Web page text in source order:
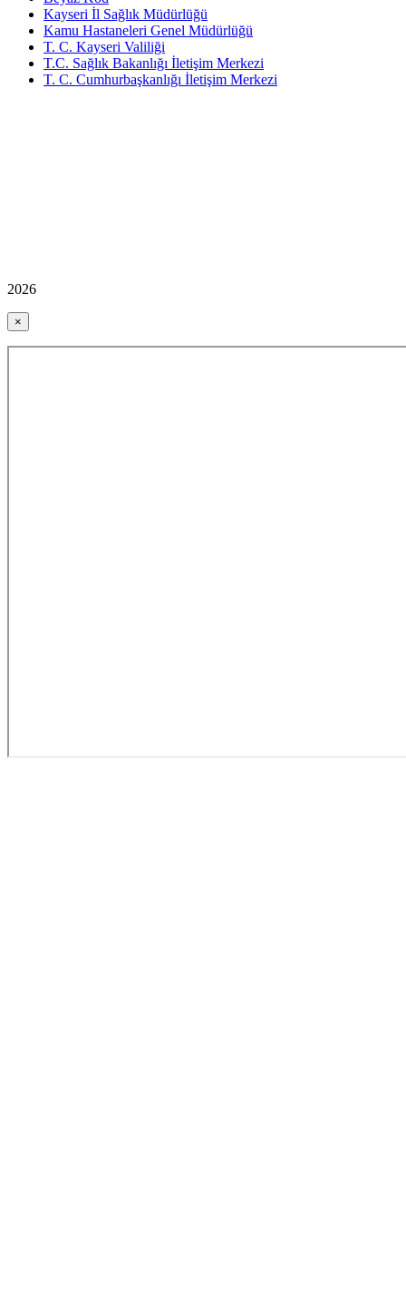
Kayseri İl Sağlık Müdürlüğü
Kamu Hastaneleri Genel Müdürlüğü
T. C. Kayseri Valiliği
T.C. Sağlık Bakanlığı İletişim Merkezi
T. C. Cumhurbaşkanlığı İletişim Merkezi
2026
×